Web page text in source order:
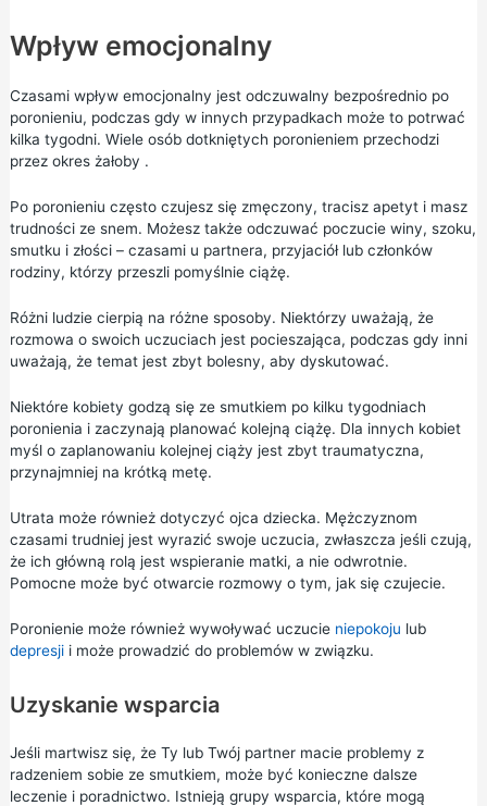
Wpływ emocjonalny
Czasami wpływ emocjonalny jest odczuwalny bezpośrednio po
poronieniu, podczas gdy w innych przypadkach może to potrwać
kilka tygodni. Wiele osób dotkniętych poronieniem przechodzi
przez okres żałoby .
Po poronieniu często czujesz się zmęczony, tracisz apetyt i masz
trudności ze snem. Możesz także odczuwać poczucie winy, szoku,
smutku i złości – czasami u partnera, przyjaciół lub członków
rodziny, którzy przeszli pomyślnie ciążę.
Różni ludzie cierpią na różne sposoby. Niektórzy uważają, że
rozmowa o swoich uczuciach jest pocieszająca, podczas gdy inni
uważają, że temat jest zbyt bolesny, aby dyskutować.
Niektóre kobiety godzą się ze smutkiem po kilku tygodniach
poronienia i zaczynają planować kolejną ciążę. Dla innych kobiet
myśl o zaplanowaniu kolejnej ciąży jest zbyt traumatyczna,
przynajmniej na krótką metę.
Utrata może również dotyczyć ojca dziecka. Mężczyznom
czasami trudniej jest wyrazić swoje uczucia, zwłaszcza jeśli czują,
że ich główną rolą jest wspieranie matki, a nie odwrotnie.
Pomocne może być otwarcie rozmowy o tym, jak się czujecie.
Poronienie może również wywoływać uczucie niepokoju lub
depresjii może prowadzić do problemów w związku.
Uzyskanie wsparcia
Jeśli martwisz się, że Ty lub Twój partner macie problemy z
radzeniem sobie ze smutkiem, może być konieczne dalsze
leczenie i poradnictwo. Istnieją grupy wsparcia, które mogą